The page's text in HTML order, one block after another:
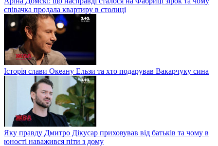
співачка продала квартиру в столиці
Історія слави Океану Ельзи та хто подарував Вакарчуку сина
Яку правду Дмитро Дікусар приховував від батьків та чому в
юності наважився піти з дому